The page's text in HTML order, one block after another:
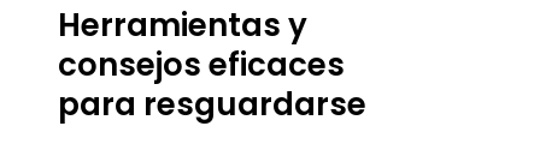
Herramientas y
consejos eficaces
para resguardarse